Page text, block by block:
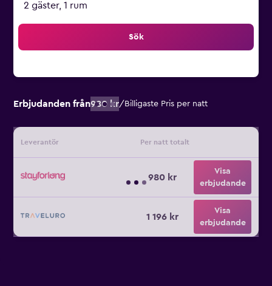
2 gäster, 1 rum
Sök
Erbjudanden från980 kr/ Billigaste Pris per natt
Leverantör Per natt totalt
980 kr
Visa
erbjudande
1 196 kr
Visa
erbjudande